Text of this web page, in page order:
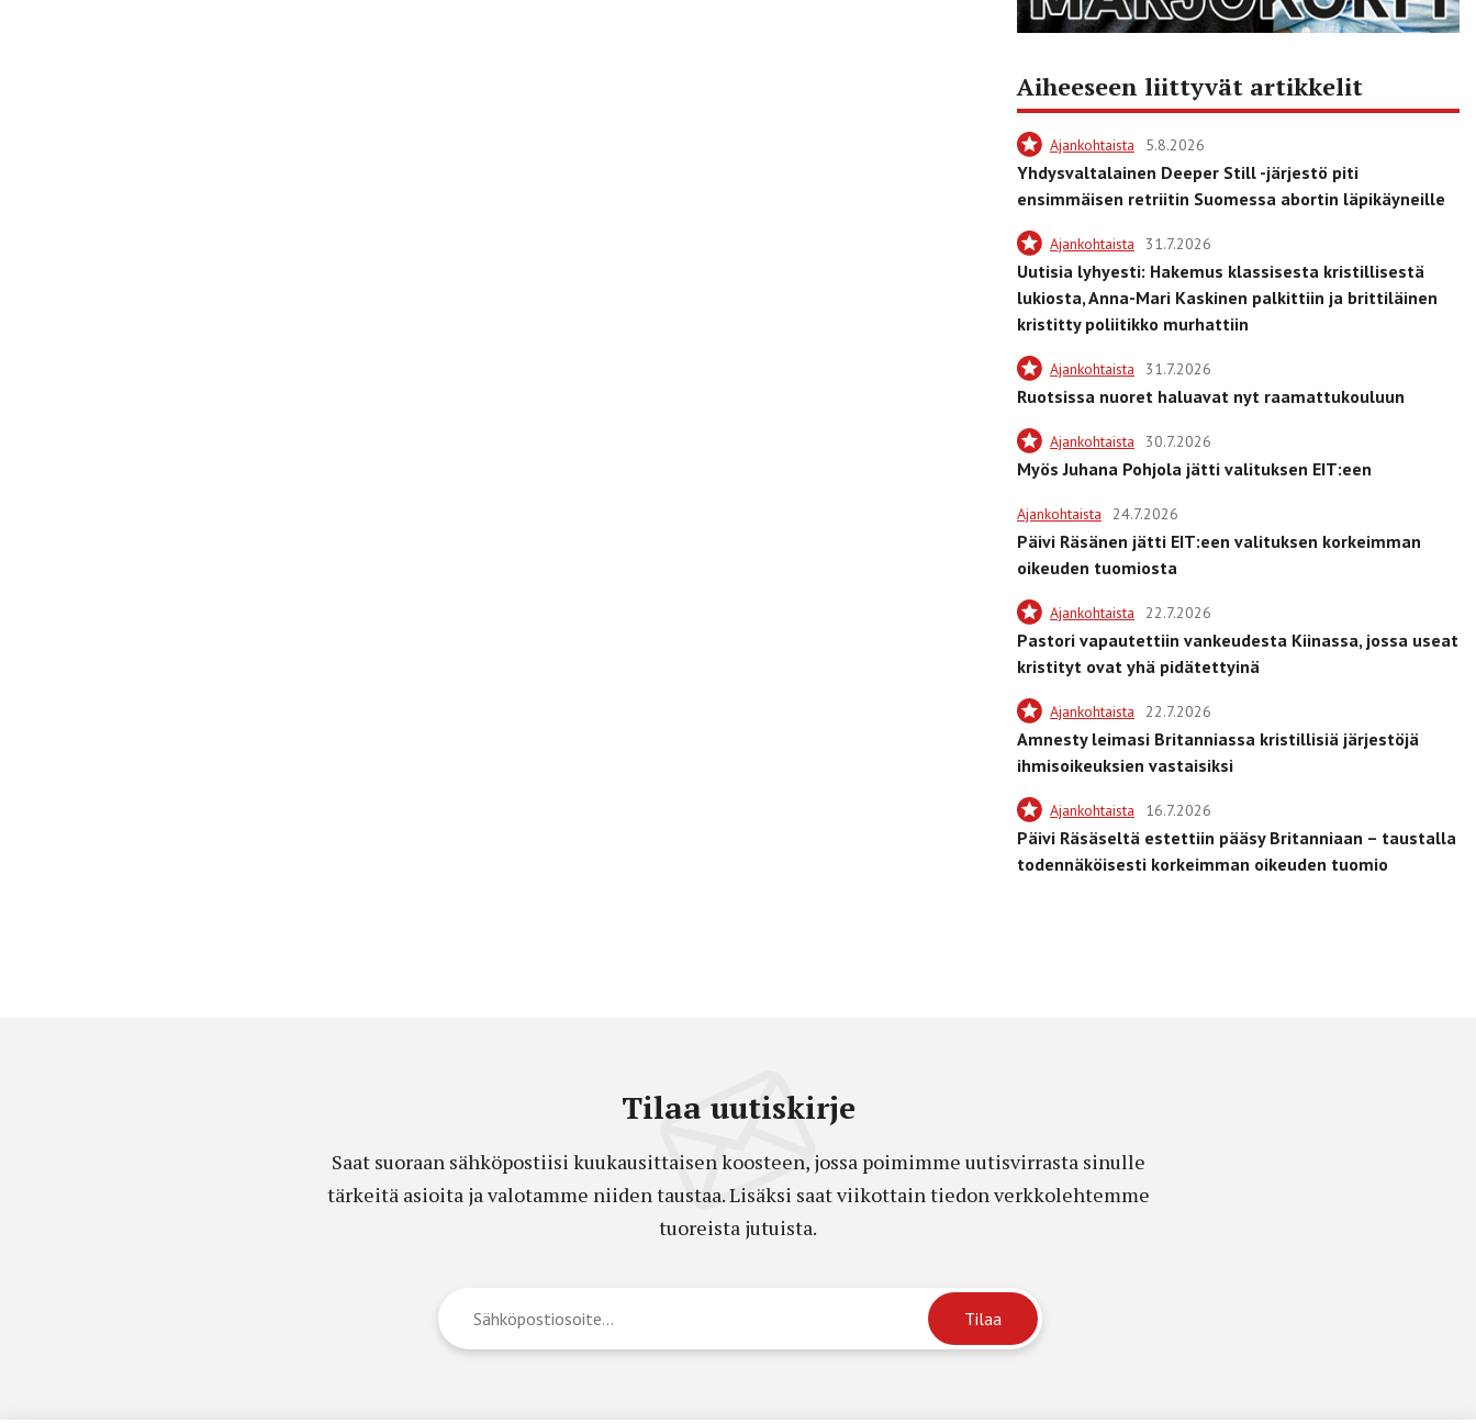
Aiheeseen liittyvät artikkelit
Ajankohtaista 5.8.2026
Yhdysvaltalainen Deeper Still -järjestö piti
ensimmäisen retriitin Suomessa abortin läpikäyneille
Ajankohtaista 31.7.2026
Uutisia lyhyesti: Hakemus klassisesta kristillisestä
lukiosta, Anna-Mari Kaskinen palkittiin ja brittiläinen
kristitty poliitikko murhattiin
Ajankohtaista 31.7.2026
Ruotsissa nuoret haluavat nyt raamattukouluun
Ajankohtaista 30.7.2026
Myös Juhana Pohjola jätti valituksen EIT:een
Ajankohtaista 24.7.2026
Päivi Räsänen jätti EIT:een valituksen korkeimman
oikeuden tuomiosta
Ajankohtaista 22.7.2026
Pastori vapautettiin vankeudesta Kiinassa, jossa useat
kristityt ovat yhä pidätettyinä
Ajankohtaista 22.7.2026
Amnesty leimasi Britanniassa kristillisiä järjestöjä
ihmisoikeuksien vastaisiksi
Ajankohtaista 16.7.2026
Päivi Räsäseltä estettiin pääsy Britanniaan – taustalla
todennäköisesti korkeimman oikeuden tuomio
Tilaa uutiskirje
Saat suoraan sähköpostiisi kuukausittaisen koosteen, jossa poimimme uutisvirrasta sinulle
tärkeitä asioita ja valotamme niiden taustaa. Lisäksi saat viikottain tiedon verkkolehtemme
tuoreista jutuista.